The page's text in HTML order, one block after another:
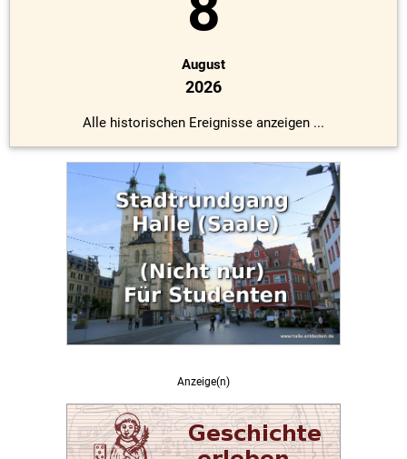
August
2026
Alle historischen Ereignisse anzeigen ...
Anzeige(n)